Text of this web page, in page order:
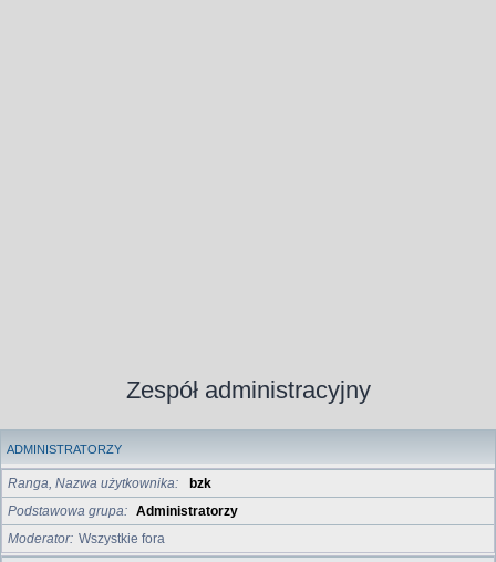
Zespół administracyjny
ADMINISTRATORZY
Ranga, Nazwa użytkownika
bzk
Podstawowa grupa
Administratorzy
Moderator Wszystkie fora